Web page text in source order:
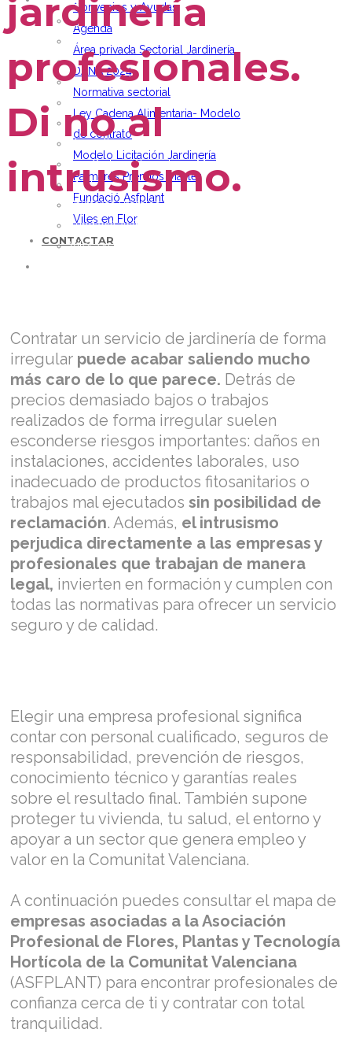
Convenios y Ayudas
Agenda
Área privada Sectorial Jardinería
DANA 2024
Normativa sectorial
Ley Cadena Alimentaria- Modelo
de contrato
Modelo Licitación Jardinería
Palmarés Premios Master
Fundació Asfplant
Viles en Flor
CONTACTAR
Noticias
Vídeos
Convenios y Ayudas
Agenda
DANA 2024
Normativa sectorial
Ley Cadena Alimentaria- Modelo de contrato
Modelo Licitación Jardinería
Palmarés Premios Master
Fundació Asfplant
Viles en Flor
jardinería
profesionales.
Di no al
intrusismo.
Contratar un servicio de jardinería de forma
irregular puede acabar saliendo mucho
más caro de lo que parece. Detrás de
precios demasiado bajos o trabajos
realizados de forma irregular suelen
esconderse riesgos importantes: daños en
instalaciones, accidentes laborales, uso
inadecuado de productos fitosanitarios o
trabajos mal ejecutados sin posibilidad de
reclamación. Además, el intrusismo
perjudica directamente a las empresas y
profesionales que trabajan de manera
legal, invierten en formación y cumplen con
todas las normativas para ofrecer un servicio
seguro y de calidad.
Elegir una empresa profesional significa
contar con personal cualificado, seguros de
responsabilidad, prevención de riesgos,
conocimiento técnico y garantías reales
sobre el resultado final. También supone
proteger tu vivienda, tu salud, el entorno y
apoyar a un sector que genera empleo y
valor en la Comunitat Valenciana.
A continuación puedes consultar el mapa de
empresas asociadas a la Asociación
Profesional de Flores, Plantas y Tecnología
Hortícola de la Comunitat Valenciana
(ASFPLANT) para encontrar profesionales de
confianza cerca de ti y contratar con total
tranquilidad.